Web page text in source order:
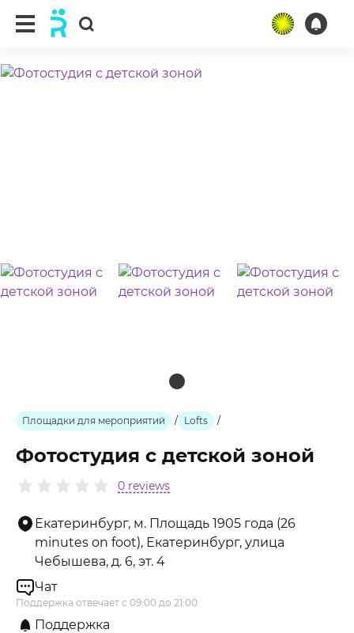
Площадки для мероприятий / Lofts /
Фотостудия с детской зоной
0 reviews
Екатеринбург, м. Площадь 1905 года (26
minutes on foot), Екатеринбург, улица
Чебышева, д. 6, эт. 4
Чат
Поддержка отвечает с 09:00 до 21:00
Поддержка